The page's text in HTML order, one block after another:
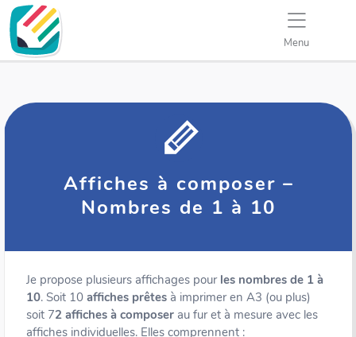
Menu
Affiches à composer –
Nombres de 1 à 10
Je propose plusieurs affichages pour les nombres de 1 à
10. Soit 10 affiches prêtes à imprimer en A3 (ou plus)
soit 72 affiches à composer au fur et à mesure avec les
affiches individuelles. Elles comprennent :